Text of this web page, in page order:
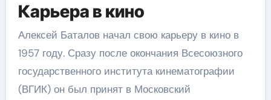
Карьера в кино
Алексей Баталов начал свою карьеру в кино в
1957 году. Сразу после окончания Всесоюзного
государственного института кинематографии
(ВГИК) он был принят в Московский